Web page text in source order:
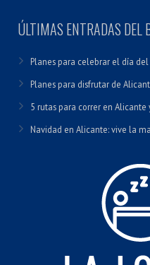
ÚLTIMAS ENTRADAS DEL
Planes para celebrar el día
Planes para disfrutar de
5 rutas para correr en Alicante
Navidad en Alicante: vive la